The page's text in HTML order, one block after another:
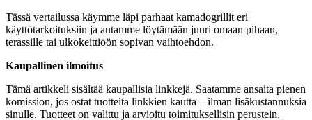
Tässä vertailussa käymme läpi parhaat kamadogrillit eri
käyttötarkoituksiin ja autamme löytämään juuri omaan pihaan,
terassille tai ulkokeittiöön sopivan vaihtoehdon.
Kaupallinen ilmoitus
Tämä artikkeli sisältää kaupallisia linkkejä. Saatamme ansaita pienen
komission, jos ostat tuotteita linkkien kautta – ilman lisäkustannuksia
sinulle. Tuotteet on valittu ja arvioitu toimituksellisin perustein,